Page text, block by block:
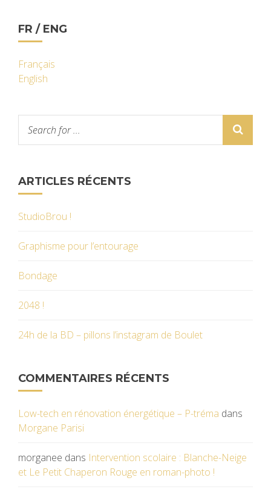
FR / ENG
Français
English
ARTICLES RÉCENTS
StudioBrou !
Graphisme pour l’entourage
Bondage
2048 !
24h de la BD – pillons l’instagram de Boulet
COMMENTAIRES RÉCENTS
Low-tech en rénovation énergétique – P-tréma dans
Morgane Parisi
morganee dans Intervention scolaire : Blanche-Neige
et Le Petit Chaperon Rouge en roman-photo !